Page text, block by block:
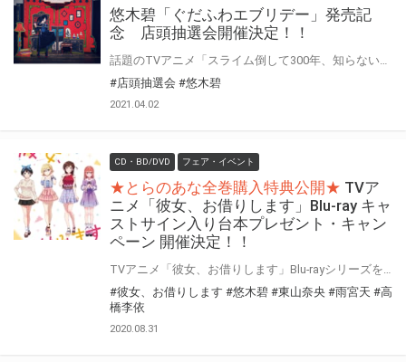
悠木碧「ぐだふわエブリデー」発売記
念 店頭抽選会開催決定！！
#店頭抽選会 #悠木碧
2021.04.02
CD・BD/DVD フェア・イベント
★とらのあな全巻購入特典公開★ TVア
ニメ「彼女、お借りします」Blu-ray キャ
ストサイン入り台本プレゼント・キャン
ペーン 開催決定！！
#彼女、お借りします #悠木碧 #東山奈央 #雨宮天 #高
橋李依
2020.08.31